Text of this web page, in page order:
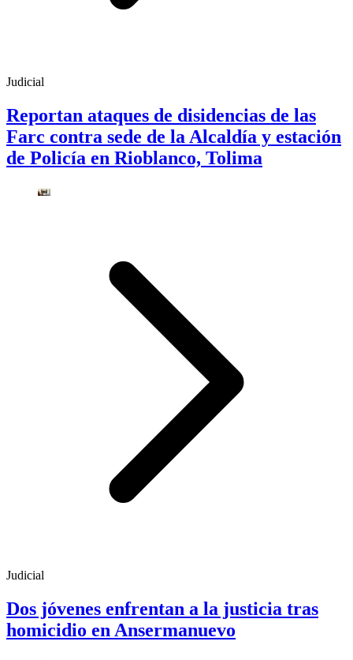
Judicial
Reportan ataques de disidencias de las
Farc contra sede de la Alcaldía y estación
de Policía en Rioblanco, Tolima
Judicial
Dos jóvenes enfrentan a la justicia tras
homicidio en Ansermanuevo